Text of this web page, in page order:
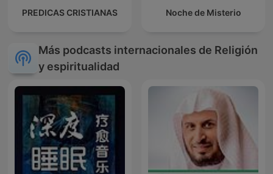
PREDICAS CRISTIANAS Noche de Misterio
Más podcasts internacionales de Religión
y espiritualidad